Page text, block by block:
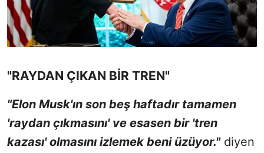
"RAYDAN ÇIKAN BİR TREN"
"Elon Musk'ın son beş haftadır tamamen
'raydan çıkmasını' ve esasen bir 'tren
kazası' olmasını izlemek beni üzüyor."diyen